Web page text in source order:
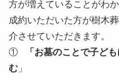
方が増えていることがわ
成約いただいた方が樹木
介させていただきます。
①
「お墓のことで子ど
む」